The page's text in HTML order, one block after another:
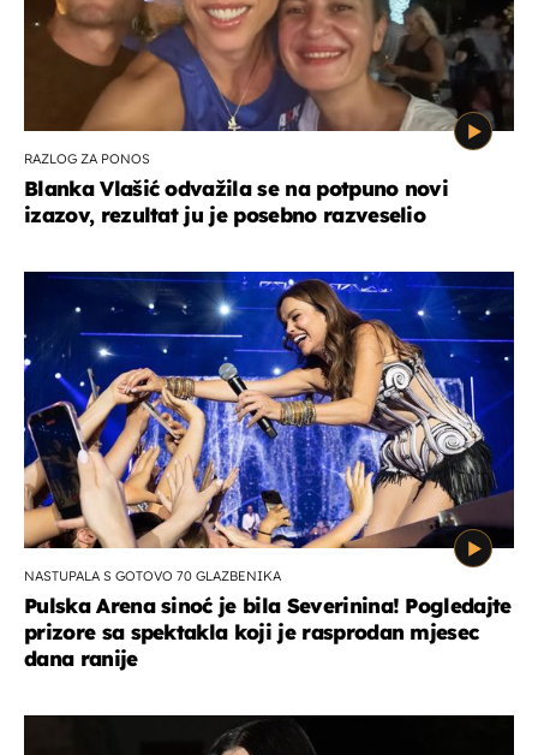
RAZLOG ZA PONOS
Blanka Vlašić odvažila se na potpuno novi
izazov, rezultat ju je posebno razveselio
NASTUPALA S GOTOVO 70 GLAZBENIKA
Pulska Arena sinoć je bila Severinina! Pogledajte
prizore sa spektakla koji je rasprodan mjesec
dana ranije